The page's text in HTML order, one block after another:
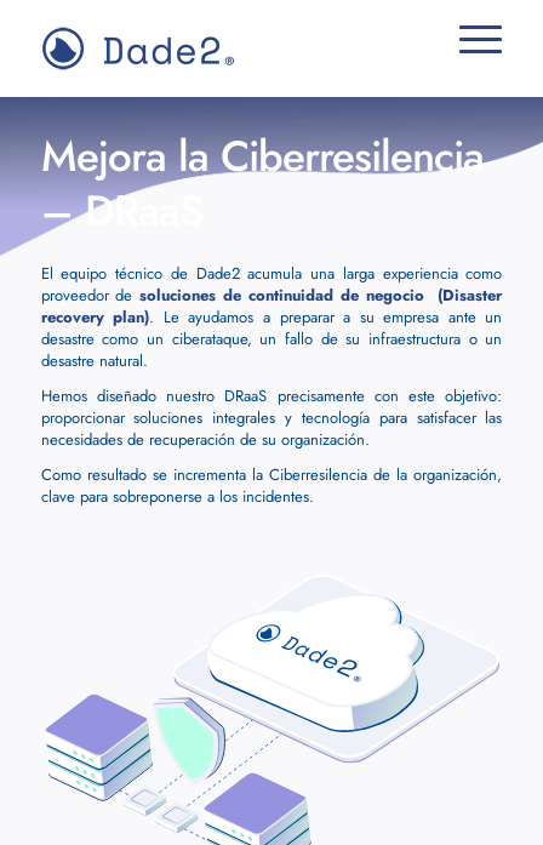
Mejora la Ciberresilencia
– DRaaS
El equipo técnico de Dade2 acumula una larga experiencia como
proveedor desoluciones de continuidad de negocio (Disaster
recovery plan). Le ayudamos a preparar a su empresa ante un
desastre como un ciberataque, un fallo de su infraestructura o un
desastre natural.
Hemos diseñado nuestro DRaaS precisamente con este objetivo:
proporcionar soluciones integrales y tecnología para satisfacer las
necesidades de recuperación de su organización.
Como resultado se incrementa la Ciberresilencia de la organización,
clave para sobreponerse a los incidentes.